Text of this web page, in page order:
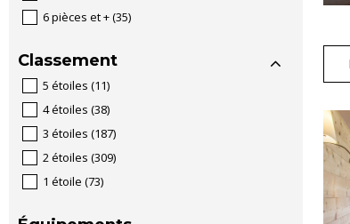
6 pièces et +(35)
Classement
5 étoiles (11)
4 étoiles (38)
3 étoiles (187)
2 étoiles (309)
1 étoile (73)